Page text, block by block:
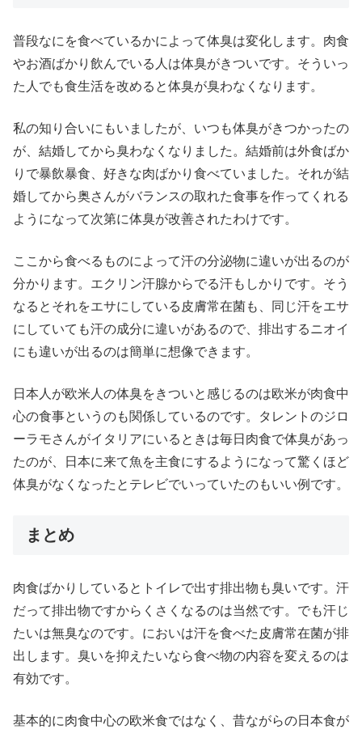
普段なにを食べているかによって体臭は変化します。肉食
やお酒ばかり飲んでいる人は体臭がきついです。そういっ
た人でも食生活を改めると体臭が臭わなくなります。
私の知り合いにもいましたが、いつも体臭がきつかったの
が、結婚してから臭わなくなりました。結婚前は外食ばか
りで暴飲暴食、好きな肉ばかり食べていました。それが結
婚してから奥さんがバランスの取れた食事を作ってくれる
ようになって次第に体臭が改善されたわけです。
ここから食べるものによって汗の分泌物に違いが出るのが
分かります。エクリン汗腺からでる汗もしかりです。そう
なるとそれをエサにしている皮膚常在菌も、同じ汗をエサ
にしていても汗の成分に違いがあるので、排出するニオイ
にも違いが出るのは簡単に想像できます。
日本人が欧米人の体臭をきついと感じるのは欧米が肉食中
心の食事というのも関係しているのです。タレントのジロ
ーラモさんがイタリアにいるときは毎日肉食で体臭があっ
たのが、日本に来て魚を主食にするようになって驚くほど
体臭がなくなったとテレビでいっていたのもいい例です。
まとめ
肉食ばかりしているとトイレで出す排出物も臭いです。汗
だって排出物ですからくさくなるのは当然です。でも汗じ
たいは無臭なのです。においは汗を食べた皮膚常在菌が排
出します。臭いを抑えたいなら食べ物の内容を変えるのは
有効です。
基本的に肉食中心の欧米食ではなく、昔ながらの日本食が